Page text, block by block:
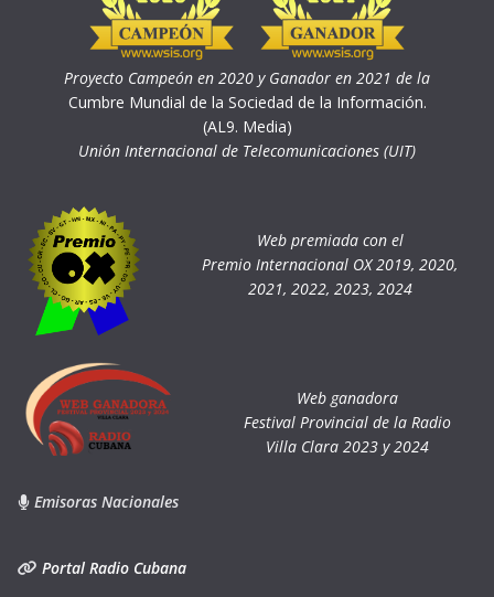
Proyecto Campeón en 2020 y Ganador en 2021 de la
Cumbre Mundial de la Sociedad de la Información.
(AL9. Media)
Unión Internacional de Telecomunicaciones (UIT)
Web premiada con el
Premio Internacional OX 2019, 2020,
2021, 2022, 2023, 2024
Web ganadora
Festival Provincial de la Radio
Villa Clara 2023 y 2024
Emisoras Nacionales
Portal Radio Cubana